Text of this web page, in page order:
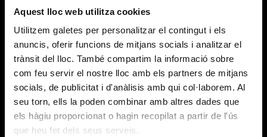
Aquest lloc web utilitza cookies
Utilitzem galetes per personalitzar el contingut i els
anuncis, oferir funcions de mitjans socials i analitzar el
trànsit del lloc. També compartim la informació sobre
com feu servir el nostre lloc amb els partners de mitjans
socials, de publicitat i d'anàlisis amb qui col·laborem. Al
seu torn, ells la poden combinar amb altres dades que
els hàgiu proporcionat o hagin recopilat a partir de l'ús
que heu fet dels seus serveis.